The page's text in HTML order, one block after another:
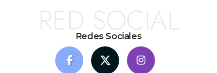
Redes Sociales
RED SOCIAL